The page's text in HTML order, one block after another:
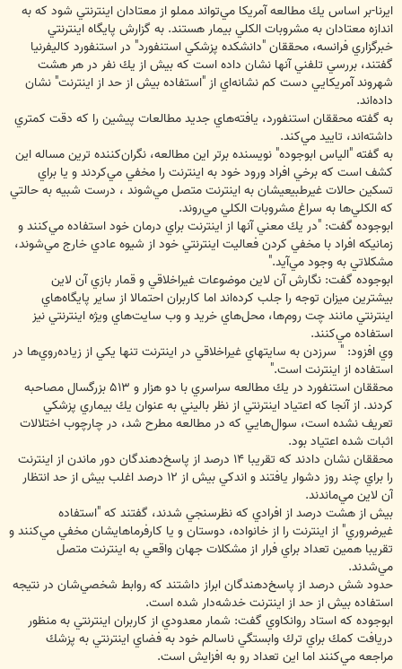
ایرنا-بر اساس يك مطالعه آمريكا مي‌تواند مملو از معتادان اينترنتي شود كه به
اندازه معتادان به مشروبات الكلي بيمار هستند. به گزارش پايگاه اينترنتي
خبرگزاري فرانسه، محققان "دانشكده پزشكي استنفورد" در استنفورد كاليفرنيا
گفتند، بررسي تلفني آنها نشان داده است كه بيش از يك نفر در هر هشت
شهروند آمريكايي دست كم نشانه‌اي از "استفاده بيش از حد از اينترنت" نشان
داده‌اند.
به گفته محققان استنفورد، يافته‌هاي جديد مطالعات پيشين را كه دقت كمتري
داشته‌اند، تاييد مي‌كند.
به گفته "الياس ابوجوده" نويسنده برتر اين مطالعه، نگران‌كننده ترين مساله اين
كشف است كه برخي افراد ورود خود به اينترنت را مخفي مي‌كردند و يا براي
تسكين حالات غيرطبيعيشان به اينترنت متصل مي‌شوند ، درست شبيه به حالتي
كه الكلي‌ها به سراغ مشروبات الكلي مي‌روند.
ابوجوده گفت: "در يك معني آنها از اينترنت براي درمان خود استفاده مي‌كنند و
زمانيكه افراد با مخفي كردن فعاليت اينترنتي خود از شيوه عادي خارج مي‌شوند،
مشكلاتي به وجود مي‌آيد."
ابوجوده گفت: نگارش آن لاين موضوعات غيراخلاقي و قمار بازي آن لاين
بيشترين ميزان توجه را جلب كرده‌اند اما كاربران احتمالا از ساير پايگاه‌هاي
اينترنتي مانند چت روم‌ها، محل‌هاي خريد و وب سايت‌هاي ويژه اينترنتي نيز
استفاده مي‌كنند.
وي افزود: " سرزدن به سايتهاي غيراخلاقي در اينترنت تنها يكي از زياده‌روي‌ها در
استفاده از اينترنت است."
محققان استنفورد در يك مطالعه سراسري با دو هزار و ‪ ۵۱۳‬بزرگسال مصاحبه
كردند. از آنجا كه اعتياد اينترنتي از نظر باليني به عنوان يك بيماري پزشكي
تعريف نشده است، سوال‌هايي كه در مطالعه مطرح شد، در چارچوب اختلالات
اثبات شده اعتياد بود.
محققان نشان دادند كه تقريبا ‪ ۱۴‬درصد از پاسخ‌دهندگان دور ماندن از اينترنت
را براي چند روز دشوار يافتند و اندكي بيش از ‪ ۱۲‬درصد اغلب بيش از حد انتظار
آن لاين مي‌ماندند.
بيش از هشت درصد از افرادي كه نظرسنجي شدند، گفتند كه "استفاده
غيرضروري" از اينترنت را از خانواده، دوستان و يا كارفرماهايشان مخفي مي‌كنند و
تقريبا همين تعداد براي فرار از مشكلات جهان واقعي به اينترنت متصل
مي‌شدند.
حدود شش درصد از پاسخ‌دهندگان ابراز داشتند كه روابط شخصي‌شان در نتيجه
استفاده بيش از حد از اينترنت خدشه‌دار شده است.
ابوجوده كه استاد روانكاوي گفت: شمار معدودي از كاربران اينترنتي به منظور
دريافت كمك براي ترك وابستگي ناسالم خود به فضاي اينترنتي به پزشك
مراجعه مي‌كنند اما اين تعداد رو به افزايش است.